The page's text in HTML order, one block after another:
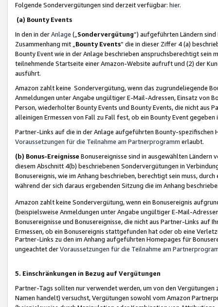
Folgende Sondervergütungen sind derzeit verfügbar: hier.
(a) Bounty Events
In den in derAnlage („ Sondervergütung“) aufgeführten Ländern
Zusammenhang mit „ Bounty Events“ die in dieser Ziffer 4 (a)
Bounty Event wie in der Anlage beschrieben anspruchsberechtigt sein
teilnehmende Startseite einer Amazon-Website aufruft und (2) der
ausführt.
Amazon zahlt keine Sondervergütung, wenn das zugrundeliegende
Anmeldungen unter Angabe ungültiger E-Mail-Adressen, Einsatz von
Person, wiederholter Bounty Events und Bounty Events, die nicht
alleinigen Ermessen von Fall zu Fall fest, ob ein Bounty Event
Partner-Links auf die in der Anlage aufgeführten Bounty-spezifischen
Voraussetzungen für die Teilnahme am Partnerprogramm erlaubt.
(b) Bonus-Ereignisse Bonusereignisse sind in ausgewählten Ländern
diesem Abschnitt 4(b) beschriebenen Sondervergütungen in
Bonusereignis, wie im Anhang beschrieben, berechtigt sein muss,
während der sich daraus ergebenden Sitzung die im Anhang
Amazon zahlt keine Sondervergütung, wenn ein Bonusereignis
(beispielsweise Anmeldungen unter Angabe ungültiger E-Mail-
Bonusereignisse und Bonusereignisse, die nicht aus Partner-Links auf
Ermessen, ob ein Bonusereignis stattgefunden hat oder ob eine
Partner-Links zu den im Anhang aufgeführten Homepages für
ungeachtet derVoraussetzungen für die Teilnahme am
5. Einschränkungen in Bezug auf Vergütungen
Partner-Tags sollten nur verwendet werden, um von den
Namen handelt) versuchst, Vergütungen sowohl vom Amazon